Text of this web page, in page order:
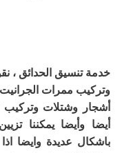
خدمة تنسيق الحدائق ،
وتركيب ممرات
أشجار وشتلات وتركيب
أيضا وأيضا يمكننا
باشكال عديدة وايضا